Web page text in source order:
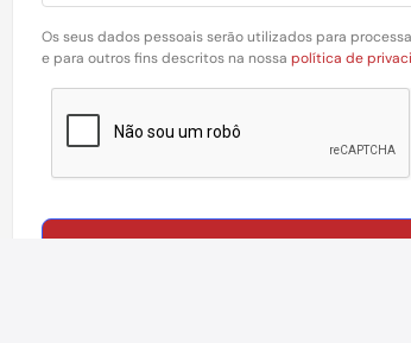
Os seus dados pessoais serão utilizados para
e para outros fins descritos na nossa política de